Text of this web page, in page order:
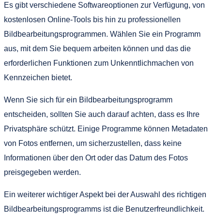
Es gibt verschiedene Softwareoptionen zur Verfügung, von
kostenlosen Online-Tools bis hin zu professionellen
Bildbearbeitungsprogrammen. Wählen Sie ein Programm
aus, mit dem Sie bequem arbeiten können und das die
erforderlichen Funktionen zum Unkenntlichmachen von
Kennzeichen bietet.
Wenn Sie sich für ein Bildbearbeitungsprogramm
entscheiden, sollten Sie auch darauf achten, dass es Ihre
Privatsphäre schützt. Einige Programme können Metadaten
von Fotos entfernen, um sicherzustellen, dass keine
Informationen über den Ort oder das Datum des Fotos
preisgegeben werden.
Ein weiterer wichtiger Aspekt bei der Auswahl des richtigen
Bildbearbeitungsprogramms ist die Benutzerfreundlichkeit.